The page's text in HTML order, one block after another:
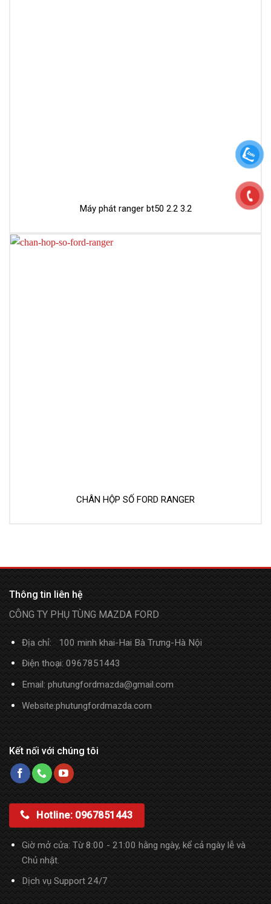
Máy phát ranger bt50 2.2 3.2
CHÂN HỘP SỐ FORD RANGER
Thông tin liên hệ
CÔNG TY PHỤ TÙNG MAZDA FORD
Địa chỉ: 100 minh khai-Hai Bà Trưng-Hà Nội
Điện thoại: 0967851443
Email: phutungfordmazda@gmail.com
Website:phutungfordmazda.com
Kết nối với chúng tôi
Hotline: 0967851443
Giờ mở cửa: Từ 8:00 - 21:00 hằng ngày, kể cả ngày lễ và
Chủ nhật.
Dịch vụ Support 24/7